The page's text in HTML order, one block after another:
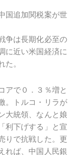
国追加関税案が世
争は長期化必至の
に近い米国経済に
た。
アで０．３％増と
。トルコ・リラが
大統領、なんと娘
利下げする」と宣
りで抗戦した。更
れば、中国人民銀